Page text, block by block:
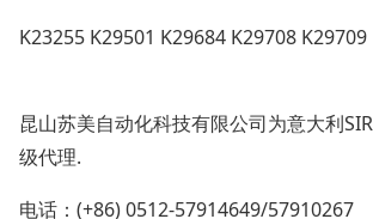
K23255 K29501 K29684 K29708 K29709
昆山苏美自动化科技有限公司为意大利
级代理.
电话：(+86) 0512-57914649/57910267